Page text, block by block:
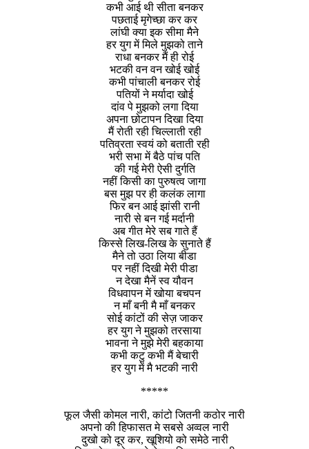
कभी आई थी सीता बनकर
पछताई मृगेच्छा कर कर
लांघी क्या इक सीमा मैने
हर युग में मिले मुझको ताने
राधा बनकर मैं ही रोई
भटकी वन वन खोई खोई
कभी पांचाली बनकर रोई
पतियों ने मर्यादा खोई
दांव पे मुझको लगा दिया
अपना छोटापन दिखा दिया
मैं रोती रही चिल्लाती रही
पतिव्रता स्वयं को बताती रही
भरी सभा में बैठे पांच पति
की गई मेरी ऐसी दुर्गति
नहीं किसी का पुरुषत्व जागा
बस मुझ पर ही कलंक लागा
फिर बन आई झांसी रानी
नारी से बन गई मर्दानी
अब गीत मेरे सब गाते हैं
किस्से लिख-लिख के सुनाते हैं
मैने तो उठा लिया बीडा
पर नहीं दिखी मेरी पीडा
न देखा मैनें स्व यौवन
विधवापन में खोया बचपन
न माँ बनी मै माँ बनकर
सोई कांटों की सेज़ जाकर
हर युग ने मुझको तरसाया
भावना ने मुझे मेरी बहकाया
कभी कटु कभी मैं बेचारी
हर युग में मै भटकी नारी
*****
फूल जैसी कोमल नारी, कांटो जितनी कठोर नारी
अपनो की हिफासत मे सबसे अव्वल नारी
दुखो को दूर कर, खूशियो को समेठे नारी